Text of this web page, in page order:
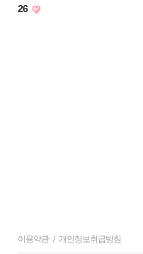
26
이용약관 / 개인정보취급방침